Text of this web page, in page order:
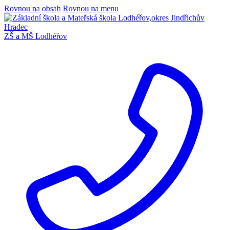
Rovnou na obsah Rovnou na menu
ZŠ a MŠ Lodhéřov